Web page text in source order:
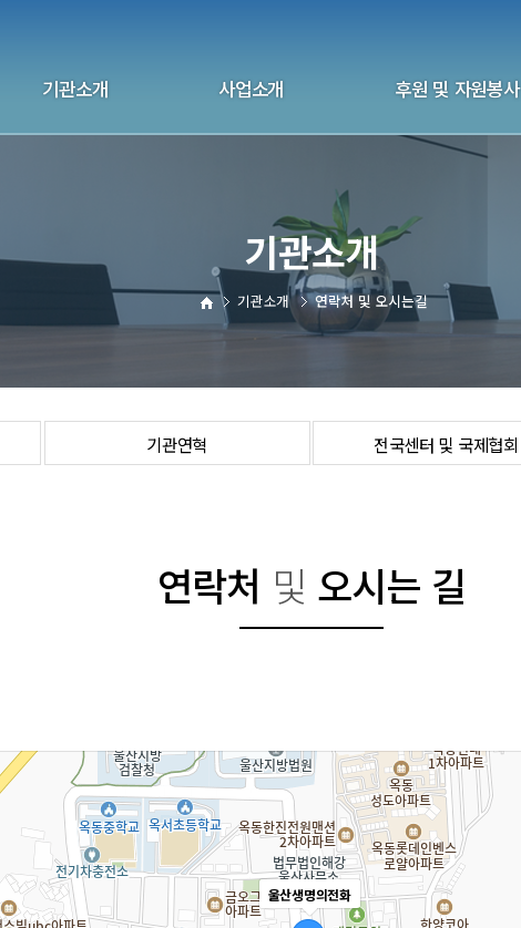
기관소개
연락처 및 오시는길
사업소개
교육사업
교육 신청하기
후원 및 자원봉사
자원봉사 신청하기
전화상담자원봉사
기관연혁 전국센터 및 국제협회
기관소개 연락처 및 오시는길
기관소개
연락처 및 오시는 길
울산생명의전화